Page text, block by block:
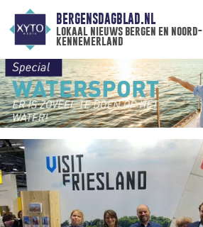
BERGENSDAGBLAD.NL
lokaal nieuws bergen en noord-
kennemerland